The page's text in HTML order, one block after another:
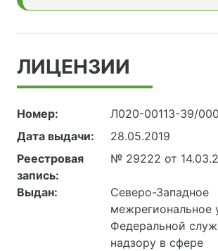
ЛИЦЕНЗИИ
Номер:
Л020-00113-39/
Дата выдачи:
28.05.2019
Реестровая
запись:
№ 29222 от
Выдан:
Северо-Западное
межрегиональное
Федеральной
надзору в сфере